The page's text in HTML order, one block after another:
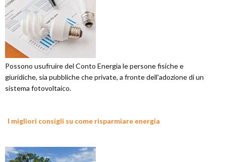
Possono usufruire del Conto Energia le persone fisiche e
giuridiche, sia pubbliche che private, a fronte dell'adozione di un
sistema fotovoltaico.
I migliori consigli su come risparmiare energia